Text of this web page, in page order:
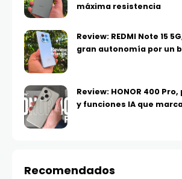
máxima resistencia
Review: REDMI Note 15
gran autonomía por un
Review: HONOR 400
y funciones IA que
Recomendados